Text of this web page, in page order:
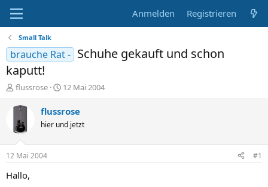
Anmelden Registrieren
Small Talk
brauche Rat - Schuhe gekauft und schon
kaputt!
E
r
s
t
e
e
r
flussrose
E
r
s
e
t
12 Mai 2004
flussrose
hier und jetzt
12 Mai 2004 #1
Hallo,